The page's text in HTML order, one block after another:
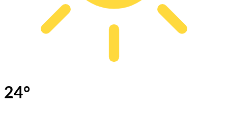
24°